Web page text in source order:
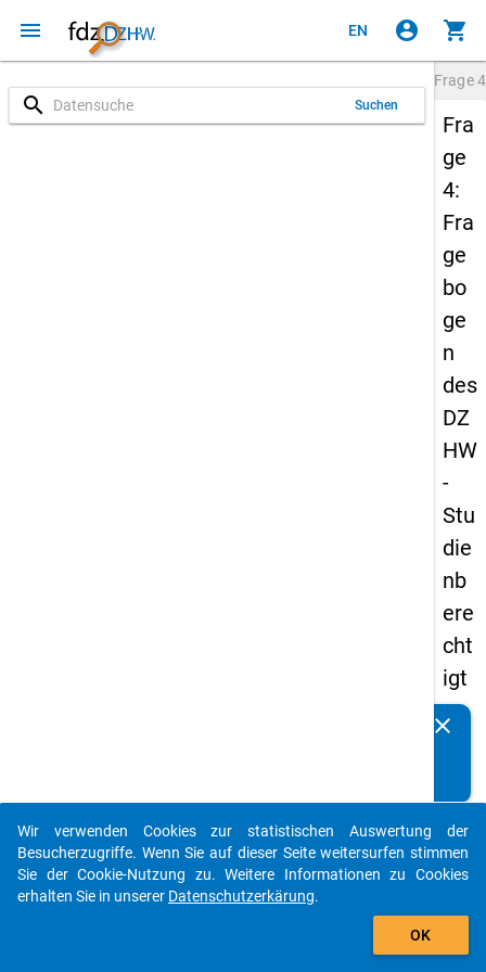
menu EN account_circle shopping_cart
search Suchen
Frage4
Fra
ge
4:
Fra
ge
bo
ge
n
des
DZ
HW
-
Stu
die
nb
ere
cht
igt
en
s
20
12
clear
auto_stories
add_shopping_cart
Wir verwenden Cookies zur statistischen Auswertung der
Besucherzugriffe. Wenn Sie auf dieser Seite weitersurfen stimmen
Sie der Cookie-Nutzung zu. Weitere Informationen zu Cookies
erhalten Sie in unserer Datenschutzerkärung.
OK